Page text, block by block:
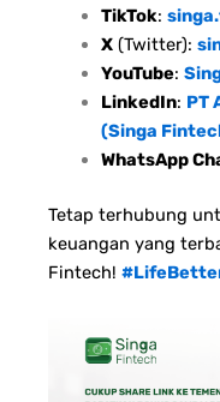
TikTok:
X(Twitter):
YouTube:
LinkedIn: PT
(Singa
WhatsApp
Tetap terhubung
keuangan yang
Fintech!